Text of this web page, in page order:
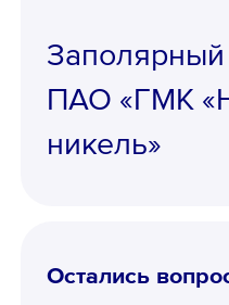
ПАО «ГМК
никель»
Остались